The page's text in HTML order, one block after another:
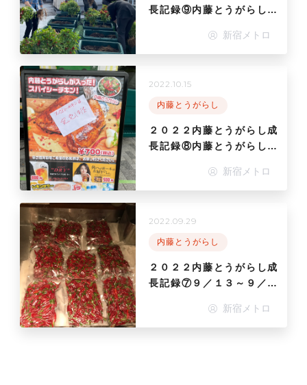
長記録⑨内藤とうがらし大
新宿メトロ
内藤とうがらし
２０２２内藤とうがらし成
長記録⑧内藤とうがらし
2022.10.15
新宿メトロ
内藤とうがらし
２０２２内藤とうがらし成
長記録⑦９／１３～９／２
2022.09.29
新宿メトロ